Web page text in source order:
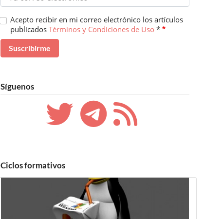
Acepto recibir en mi correo electrónico los artículos
publicados Términos y Condiciones de Uso *
Síguenos
Ciclos formativos